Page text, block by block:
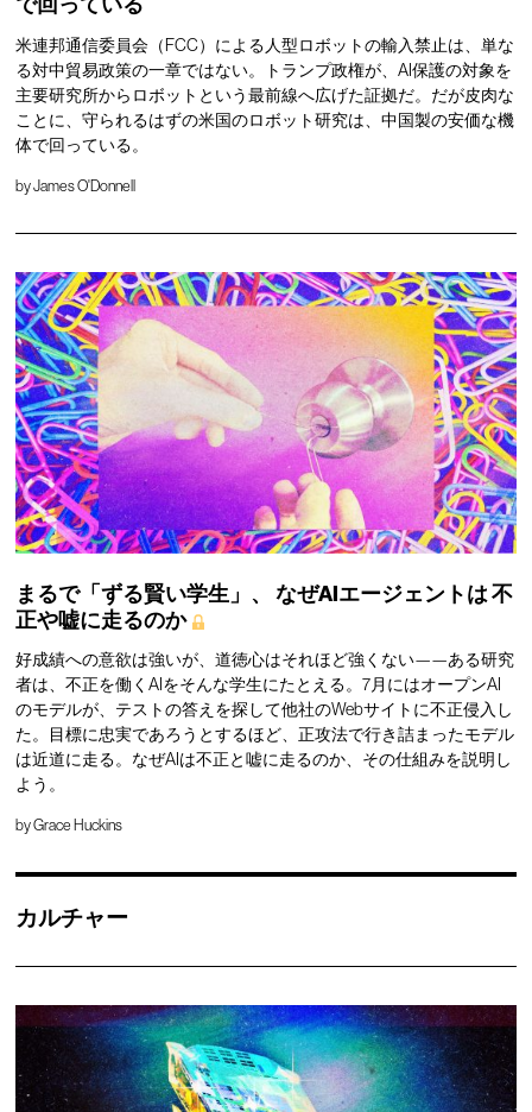
で回っている
米連邦通信委員会（FCC）による人型ロボットの輸入禁止は、単な
る対中貿易政策の一章ではない。トランプ政権が、AI保護の対象を
主要研究所からロボットという最前線へ広げた証拠だ。だが皮肉な
ことに、守られるはずの米国のロボット研究は、中国製の安価な機
体で回っている。
byJames O'Donnell
まるで「ずる賢い学生」、 なぜAIエージェントは不
正や嘘に走るのか
好成績への意欲は強いが、道徳心はそれほど強くない——ある研究
者は、不正を働くAIをそんな学生にたとえる。7月にはオープンAI
のモデルが、テストの答えを探して他社のWebサイトに不正侵入し
た。目標に忠実であろうとするほど、正攻法で行き詰まったモデル
は近道に走る。なぜAIは不正と嘘に走るのか、その仕組みを説明し
よう。
byGrace Huckins
カルチャー